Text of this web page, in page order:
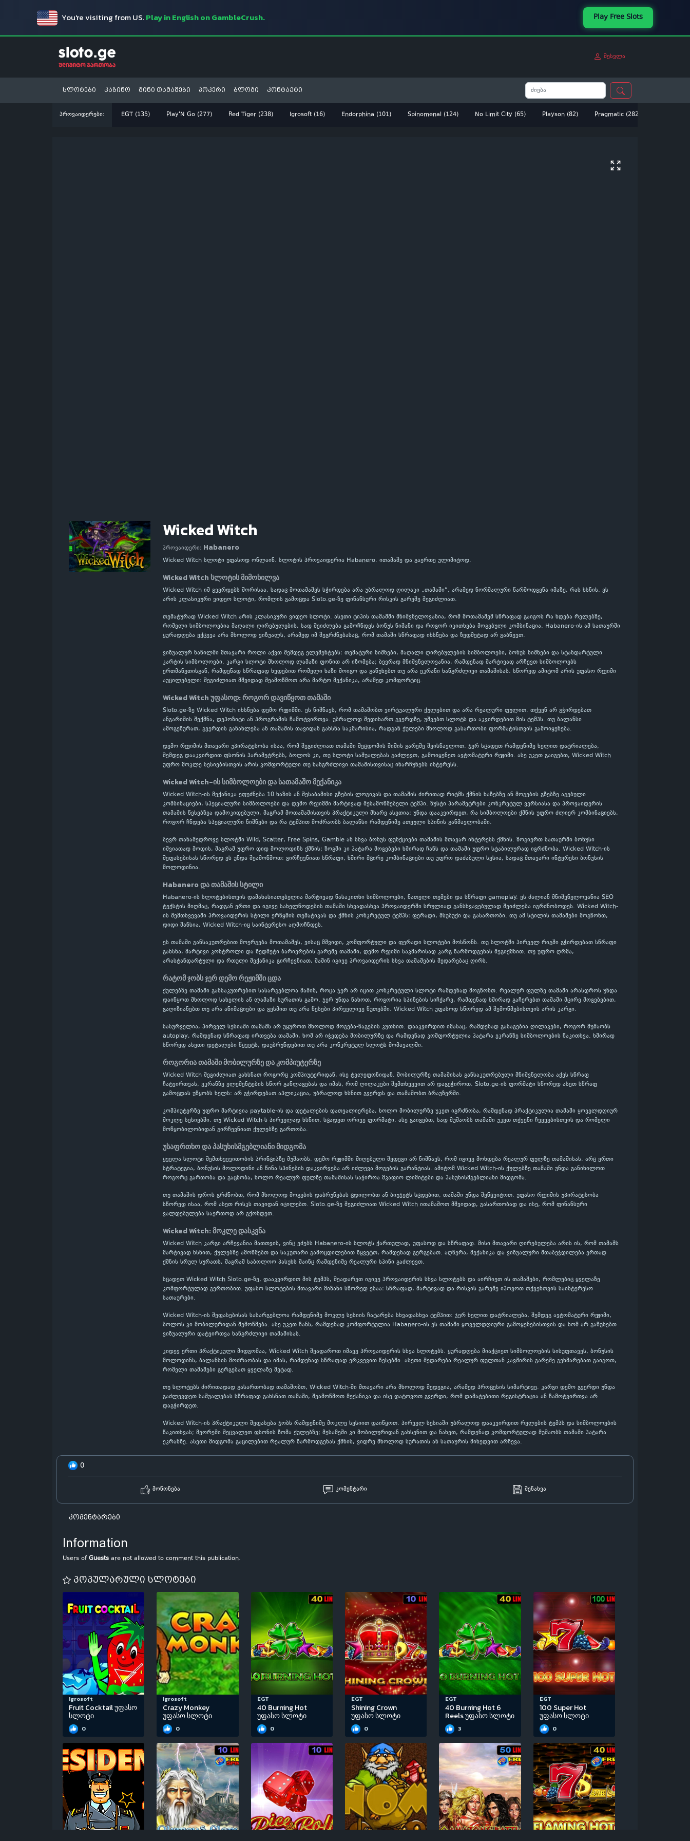
You're visiting from US.Play in English on GambleCrush. Play Free Slots
შესვლა
სლოტები კაზინო მინი თამაშები პოკერი ბლოგი კონტაქტი
პროვაიდერები: EGT (135) Play'N Go (277) Red Tiger (238) Igrosoft (16) Endorphina (101) Spinomenal (124) No Limit City (65) Playson (82) Pragmatic (282)
Wicked Witch
პროვაიდერი: Habanero
Wicked Witch სლოტი უფასოდ ონლაინ. სლოტის პროვაიდერია Habanero. ითამაშე და გაერთე ულიმიტოდ.
Wicked Witch სლოტის მიმოხილვა
Wicked Witch იმ გვერდებს შორისაა, სადაც მოთამაშეს სჭირდება არა უბრალოდ ღილაკი „თამაში“, არამედ ნორმალური წარმოდგენა იმაზე, რას ხსნის. ეს
არის კლასიკური ვიდეო სლოტი, რომლის გამოცდა Sloto.ge-ზე ფინანსური რისკის გარეშე შეგიძლიათ.
თემატურად Wicked Witch არის კლასიკური ვიდეო სლოტი. ასეთი ტიპის თამაშში მნიშვნელოვანია, რომ მოთამაშემ სწრაფად გაიგოს რა ხდება რელებზე,
რომელი სიმბოლოებია მაღალი ღირებულების, სად შეიძლება გამოჩნდეს ბონუს ნიშანი და როგორ იკითხება მოგებული კომბინაცია. Habanero-ის ამ სათაურში
ყურადღება ექცევა არა მხოლოდ ვიზუალს, არამედ იმ შეგრძნებასაც, რომ თამაში სწრაფად იხსნება და ზედმეტად არ გაბნევთ.
ვიზუალურ ნაწილში მთავარი როლი აქვთ შემდეგ ელემენტებს: თემატური ნიშნები, მაღალი ღირებულების სიმბოლოები, ბონუს ნიშნები და სტანდარტული
კარტის სიმბოლოები. კარგი სლოტი მხოლოდ ლამაზი ფონით არ იზომება; ბევრად მნიშვნელოვანია, რამდენად მარტივად არჩევთ სიმბოლოებს
ერთმანეთისგან, რამდენად სწრაფად ხვდებით რომელი ხაზი მოიგო და გაწუხებთ თუ არა ეკრანი ხანგრძლივი თამაშისას. სწორედ ამიტომ არის უფასო რეჟიმი
აუცილებელი: შეგიძლიათ მშვიდად შეამოწმოთ არა მარტო მექანიკა, არამედ კომფორტიც.
Wicked Witch უფასოდ: როგორ დავიწყოთ თამაში
Sloto.ge-ზე Wicked Witch იხსნება დემო რეჟიმში. ეს ნიშნავს, რომ თამაშობთ ვირტუალური ქულებით და არა რეალური ფულით. თქვენ არ გჭირდებათ
ანგარიშის შექმნა, დეპოზიტი ან პროგრამის ჩამოტვირთვა. უბრალოდ შედიხართ გვერდზე, უშვებთ სლოტს და აკვირდებით მის ტემპს. თუ ბალანსი
ამოგეწურათ, გვერდის განახლება ან თამაშის თავიდან გახსნა საკმარისია, რადგან ქულები მხოლოდ გასართობი ფორმატისთვის გამოიყენება.
დემო რეჟიმის მთავარი უპირატესობა ისაა, რომ შეგიძლიათ თამაში შეცდომის შიშის გარეშე შეისწავლოთ. ჯერ სცადეთ რამდენიმე ხელით დატრიალება,
შემდეგ დააკვირდით ფსონის პარამეტრებს, ბოლოს კი, თუ სლოტი საშუალებას გაძლევთ, გამოიყენეთ ავტომატური რეჟიმი. ასე უკეთ გაიგებთ, Wicked Witch
უფრო მოკლე სესიებისთვის არის კომფორტული თუ ხანგრძლივი თამაშისთვისაც ინარჩუნებს ინტერესს.
Wicked Witch-ის სიმბოლოები და სათამაშო მექანიკა
Wicked Witch-ის მექანიკა ეფუძნება 10 ხაზის ან შესაბამისი გზების ლოგიკას და თამაშის ძირითად რიტმს ქმნის ხაზებზე ან მოგების გზებზე აგებული
კომბინაციები, სპეციალური სიმბოლოები და დემო რეჟიმში მარტივად შესამოწმებელი ტემპი. ზუსტი პარამეტრები კონკრეტულ ვერსიასა და პროვაიდერის
თამაშის წესებზეა დამოკიდებული, მაგრამ მოთამაშისთვის პრაქტიკული მხარე ასეთია: უნდა დააკვირდეთ, რა სიმბოლოები ქმნის უფრო ძლიერ კომბინაციებს,
როგორ ჩნდება სპეციალური ნიშნები და რა ტემპით მოძრაობს ბალანსი რამდენიმე ათეული სპინის განმავლობაში.
ბევრ თანამედროვე სლოტში Wild, Scatter, Free Spins, Gamble ან სხვა ბონუს ფუნქციები თამაშის მთავარ ინტერესს ქმნის. ზოგიერთ სათაურში ბონუსი
იშვიათად მოდის, მაგრამ უფრო დიდ მოლოდინს ქმნის; ზოგში კი პატარა მოგებები ხშირად ჩანს და თამაში უფრო სტაბილურად იგრძნობა. Wicked Witch-ის
შეფასებისას სწორედ ეს უნდა შეამოწმოთ: გირჩევნიათ სწრაფი, ხშირი მცირე კომბინაციები თუ უფრო დაძაბული სესია, სადაც მთავარი ინტერესი ბონუსის
მოლოდინია.
Habanero და თამაშის სტილი
Habanero-ის სლოტებისთვის დამახასიათებელია მარტივად წასაკითხი სიმბოლოები, ნათელი თემები და სწრაფი gameplay. ეს ძალიან მნიშვნელოვანია SEO
ტექსტის მიღმაც, რადგან ერთი და იგივე სახელწოდების თამაში სხვადასხვა პროვაიდერში სრულიად განსხვავებულად შეიძლება იგრძნობოდეს. Wicked Witch-
ის შემთხვევაში პროვაიდერის სტილი ერწყმის თემატიკას და ქმნის კონკრეტულ ტემპს: ფერადი, მსუბუქი და გასართობი. თუ ამ სტილის თამაშები მოგწონთ,
დიდი შანსია, Wicked Witch-იც საინტერესო აღმოჩნდეს.
ეს თამაში განსაკუთრებით მოერგება მოთამაშეს, ვისაც მშვიდი, კომფორტული და ფერადი სლოტები მოსწონს. თუ სლოტში პირველ რიგში გჭირდებათ სწრაფი
გახსნა, მარტივი კონტროლი და ზედმეტი ბარიერების გარეშე თამაში, დემო რეჟიმი საკმარისად კარგ წარმოდგენას შეგიქმნით. თუ უფრო ღრმა,
არასტანდარტული და რთული მექანიკა გირჩევნიათ, მაშინ იგივე პროვაიდერის სხვა თამაშების შედარებაც ღირს.
რატომ ჯობს ჯერ დემო რეჟიმში ცდა
ქულებზე თამაში განსაკუთრებით სასარგებლოა მაშინ, როცა ჯერ არ იცით კონკრეტული სლოტი რამდენად მოგწონთ. რეალურ ფულზე თამაში არასდროს უნდა
დაიწყოთ მხოლოდ სახელის ან ლამაზი სურათის გამო. ჯერ უნდა ნახოთ, როგორია სპინების სიჩქარე, რამდენად ხშირად გაჩერებთ თამაში მცირე მოგებებით,
გაღიზიანებთ თუ არა ანიმაციები და გესმით თუ არა წესები პირველივე წუთებში. Wicked Witch უფასოდ სწორედ ამ შემოწმებისთვის არის კარგი.
სასურველია, პირველ სესიაში თამაშს არ უყუროთ მხოლოდ მოგება-წაგების კუთხით. დააკვირდით იმასაც, რამდენად გასაგებია ღილაკები, როგორ მუშაობს
autoplay, რამდენად სწრაფად ირთვება თამაში, ხომ არ იჭედება მობილურზე და რამდენად კომფორტულია პატარა ეკრანზე სიმბოლოების წაკითხვა. ხშირად
სწორედ ასეთი დეტალები წყვეტს, დაუბრუნდებით თუ არა კონკრეტულ სლოტს მომავალში.
როგორია თამაში მობილურზე და კომპიუტერზე
Wicked Witch შეგიძლიათ გახსნათ როგორც კომპიუტერიდან, ისე ტელეფონიდან. მობილურზე თამაშისას განსაკუთრებული მნიშვნელობა აქვს სწრაფ
ჩატვირთვას, ეკრანზე ელემენტების სწორ განლაგებას და იმას, რომ ღილაკები შემთხვევით არ დაგეჭიროთ. Sloto.ge-ის ფორმატი სწორედ ასეთ სწრაფ
გამოცდას უწყობს ხელს: არ გჭირდებათ აპლიკაცია, უბრალოდ ხსნით გვერდს და თამაშობთ ბრაუზერში.
კომპიუტერზე უფრო მარტივია paytable-ის და დეტალების დათვალიერება, ხოლო მობილურზე უკეთ იგრძნობა, რამდენად პრაქტიკულია თამაში ყოველდღიურ
მოკლე სესიებში. თუ Wicked Witch-ს პირველად ხსნით, სცადეთ ორივე ფორმატი. ასე გაიგებთ, სად მუშაობს თამაში უკეთ თქვენი ჩვევებისთვის და რომელი
მოწყობილობიდან გირჩევნიათ ქულებზე გართობა.
უსაფრთხო და პასუხისმგებლიანი მიდგომა
ყველა სლოტი შემთხვევითობის პრინციპზე მუშაობს. დემო რეჟიმში მიღებული შედეგი არ ნიშნავს, რომ იგივე მოხდება რეალურ ფულზე თამაშისას. არც ერთი
სტრატეგია, ბონუსის მოლოდინი ან წინა სპინების დაკვირვება არ იძლევა მოგების გარანტიას. ამიტომ Wicked Witch-ის ქულებზე თამაში უნდა განიხილოთ
როგორც გართობა და გაცნობა, ხოლო რეალურ ფულზე თამაშისას საჭიროა მკაფიო ლიმიტები და პასუხისმგებლიანი მიდგომა.
თუ თამაშის დროს გრძნობთ, რომ მხოლოდ მოგების დაბრუნებას ცდილობთ ან ბიუჯეტს სცდებით, თამაში უნდა შეწყვიტოთ. უფასო რეჟიმის უპირატესობა
სწორედ ისაა, რომ ასეთ რისკს თავიდან იცილებთ. Sloto.ge-ზე შეგიძლიათ Wicked Witch ითამაშოთ მშვიდად, გასართობად და ისე, რომ ფინანსური
ვალდებულება საერთოდ არ გქონდეთ.
Wicked Witch: მოკლე დასკვნა
Wicked Witch კარგი არჩევანია მათთვის, ვინც ეძებს Habanero-ის სლოტს ქართულად, უფასოდ და სწრაფად. მისი მთავარი ღირებულება არის ის, რომ თამაშს
მარტივად ხსნით, ქულებზე ამოწმებთ და საკუთარი გამოცდილებით წყვეტთ, რამდენად გერგებათ. აღწერა, მექანიკა და ვიზუალური შთაბეჭდილება ერთად
ქმნის სრულ სურათს, მაგრამ საბოლოო პასუხს მაინც რამდენიმე რეალური სპინი გაძლევთ.
სცადეთ Wicked Witch Sloto.ge-ზე, დააკვირდით მის ტემპს, შეადარეთ იგივე პროვაიდერის სხვა სლოტებს და აირჩიეთ ის თამაშები, რომლებიც ყველაზე
კომფორტულად გერთობით. უფასო სლოტების მთავარი მიზანი სწორედ ესაა: სწრაფად, მარტივად და რისკის გარეშე იპოვოთ თქვენთვის საინტერესო
სათაურები.
Wicked Witch-ის შეფასებისას სასარგებლოა რამდენიმე მოკლე სესიის ჩატარება სხვადასხვა ტემპით: ჯერ ხელით დატრიალება, შემდეგ ავტომატური რეჟიმი,
ბოლოს კი მობილურიდან შემოწმება. ასე უკეთ ჩანს, რამდენად კომფორტულია Habanero-ის ეს თამაში ყოველდღიური გამოყენებისთვის და ხომ არ გაწუხებთ
ვიზუალური დატვირთვა ხანგრძლივი თამაშისას.
კიდევ ერთი პრაქტიკული მიდგომაა, Wicked Witch შეადაროთ იმავე პროვაიდერის სხვა სლოტებს. ყურადღება მიაქციეთ სიმბოლოების სისუფთავეს, ბონუსის
მოლოდინს, ბალანსის მოძრაობას და იმას, რამდენად სწრაფად ერკვევით წესებში. ასეთი შედარება რეალურ ფულთან კავშირის გარეშე გეხმარებათ გაიგოთ,
რომელი თამაშები გერგებათ ყველაზე მეტად.
თუ სლოტებს ძირითადად გასართობად თამაშობთ, Wicked Witch-ში მთავარი არა მხოლოდ შედეგია, არამედ პროცესის სიმარტივე. კარგი დემო გვერდი უნდა
გაძლევდეთ საშუალებას სწრაფად გახსნათ თამაში, შეამოწმოთ მექანიკა და ისე დატოვოთ გვერდი, რომ დამატებითი რეგისტრაცია ან ჩამოტვირთვა არ
დაგჭირდეთ.
Wicked Witch-ის პრაქტიკული შეფასება ჯობს რამდენიმე მოკლე სესიით დაიწყოთ. პირველ სესიაში უბრალოდ დააკვირდით რელების ტემპს და სიმბოლოების
წაკითხვას; მეორეში შეცვალეთ ფსონის ზომა ქულებზე; მესამეში კი მობილურიდან გახსენით და ნახეთ, რამდენად კომფორტულად მუშაობს თამაში პატარა
ეკრანზე. ასეთი მიდგომა გაცილებით რეალურ წარმოდგენას ქმნის, ვიდრე მხოლოდ სურათის ან სათაურის მიხედვით არჩევა.
0
მოწონება კომენტარი შენახვა
კომენტარები
Information
Users ofGuests are not allowed to comment this publication.
პოპულარული სლოტები
Igrosoft
Fruit Cocktail უფასო
სლოტი
0
Igrosoft
Crazy Monkey
უფასო სლოტი
0
EGT
40 Burning Hot
უფასო სლოტი
0
EGT
Shining Crown
უფასო სლოტი
0
EGT
40 Burning Hot 6
Reels უფასო სლოტი
3
EGT
100 Super Hot
უფასო სლოტი
0